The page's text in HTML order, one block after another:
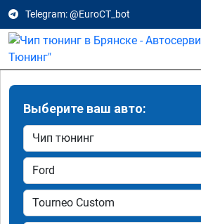
Telegram: @EuroCT_bot
Выберите ваш авто: